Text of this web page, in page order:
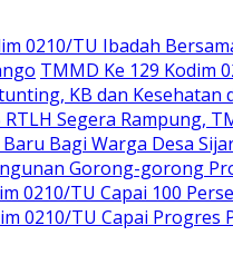
0210/TU Ibadah
TMMD Ke 129 Kodim
KB dan Kesehatan
RTLH Segera Rampung,
Bagi Warga Desa
Gorong-gorong
0210/TU Capai 100
0210/TU Capai Progres